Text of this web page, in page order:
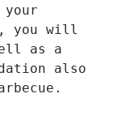
you will
as a
also